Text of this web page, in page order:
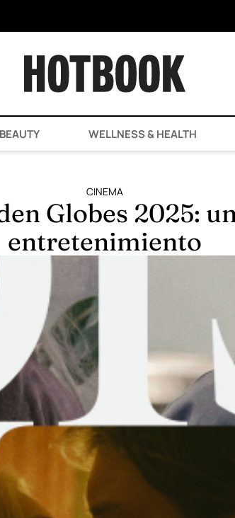
WELLNESS & HEALTH
CINEMA
Globes 2025:
entretenimiento